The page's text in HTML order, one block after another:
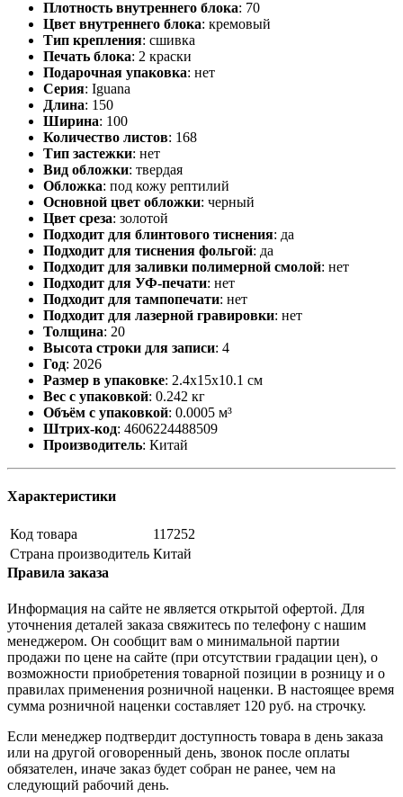
Плотность внутреннего блока: 70
Цвет внутреннего блока: кремовый
Тип крепления: сшивка
Печать блока: 2 краски
Подарочная упаковка: нет
Серия: Iguana
Длина: 150
Ширина: 100
Количество листов: 168
Тип застежки: нет
Вид обложки: твердая
Обложка: под кожу рептилий
Основной цвет обложки: черный
Цвет среза: золотой
Подходит для блинтового тиснения: да
Подходит для тиснения фольгой: да
Подходит для заливки полимерной смолой: нет
Подходит для УФ-печати: нет
Подходит для тампопечати: нет
Подходит для лазерной гравировки: нет
Толщина: 20
Высота строки для записи: 4
Год: 2026
Размер в упаковке: 2.4x15x10.1 см
Вес с упаковкой: 0.242 кг
Объём с упаковкой: 0.0005 м³
Штрих-код: 4606224488509
Производитель: Китай
Характеристики
Код товара
117252
Страна производитель Китай
Правила заказа
Информация на сайте не является открытой офертой. Для
уточнения деталей заказа свяжитесь по телефону с нашим
менеджером. Он сообщит вам о минимальной партии
продажи по цене на сайте (при отсутствии градации цен), о
возможности приобретения товарной позиции в розницу и о
правилах применения розничной наценки. В настоящее время
сумма розничной наценки составляет 120 руб. на строчку.
Если менеджер подтвердит доступность товара в день заказа
или на другой оговоренный день, звонок после оплаты
обязателен, иначе заказ будет собран не ранее, чем на
следующий рабочий день.